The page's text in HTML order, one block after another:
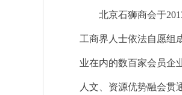
北京石狮商会于2013
工商界人士依法自愿组
业在内的数百家会员企
人文、资源优势融会贯